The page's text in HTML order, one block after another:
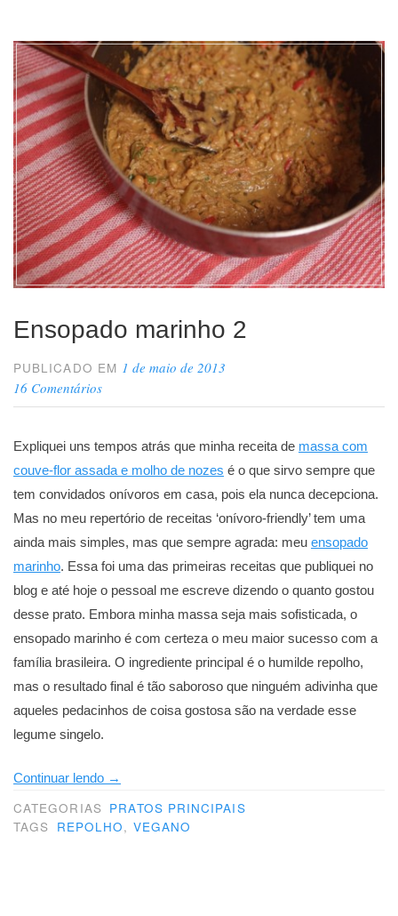
Ensopado marinho 2
PUBLICADO EM 1 de maio de 2013
16 Comentários
Expliquei uns tempos atrás que minha receita de massa com
couve-flor assada e molho de nozes é o que sirvo sempre que
tem convidados onívoros em casa, pois ela nunca decepciona.
Mas no meu repertório de receitas ‘onívoro-friendly’ tem uma
ainda mais simples, mas que sempre agrada: meu ensopado
marinho. Essa foi uma das primeiras receitas que publiquei no
blog e até hoje o pessoal me escreve dizendo o quanto gostou
desse prato. Embora minha massa seja mais sofisticada, o
ensopado marinho é com certeza o meu maior sucesso com a
família brasileira. O ingrediente principal é o humilde repolho,
mas o resultado final é tão saboroso que ninguém adivinha que
aqueles pedacinhos de coisa gostosa são na verdade esse
legume singelo.
Continuar lendo “Ensopado
marinho
2”
→
CATEGORIAS PRATOS PRINCIPAIS
TAGS REPOLHO, VEGANO